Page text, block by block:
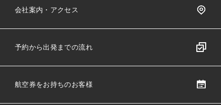
会社案内・アクセス
予約から出発までの流れ
航空券をお持ちのお客様